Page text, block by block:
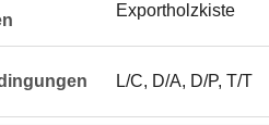
Exportholzkiste
L/C, D/A, D/P, T/T